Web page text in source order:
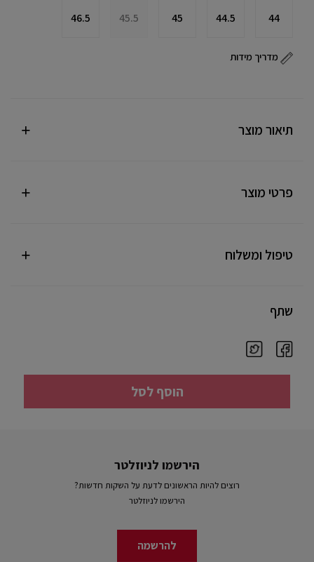
44
44.5
45
45.5
46.5
מדריך מידות
תיאור מוצר
פרטי מוצר
טיפול ומשלוח
שתף
הוסף לסל
הירשמו לניוזלטר
רוצים להיות הראשונים לדעת על השקות חדשות?
הירשמו לניוזלטר
להרשמה